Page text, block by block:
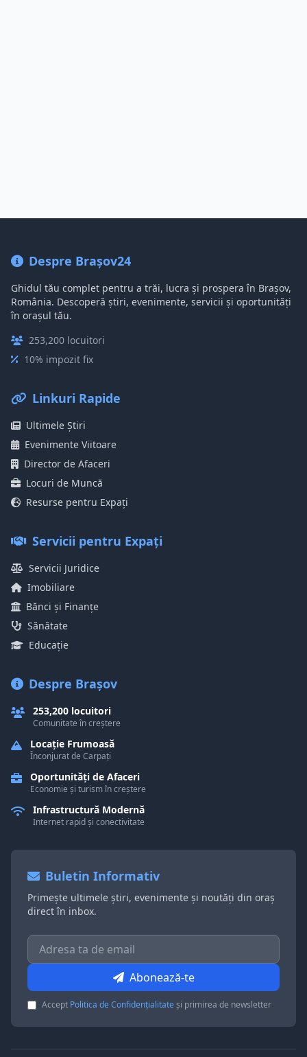
Despre Brașov24
Ghidul tău complet pentru a trăi, lucra și prospera în Brașov,
România. Descoperă știri, evenimente, servicii și oportunități
în orașul tău.
253,200 locuitori
10% impozit fix
Linkuri Rapide
Ultimele Știri
Evenimente Viitoare
Director de Afaceri
Locuri de Muncă
Resurse pentru Expați
Servicii pentru Expați
Servicii Juridice
Imobiliare
Bănci și Finanțe
Sănătate
Educație
Despre Brașov
253,200 locuitori
Comunitate în creștere
Locație Frumoasă
Înconjurat de Carpați
Oportunități de Afaceri
Economie și turism în creștere
Infrastructură Modernă
Internet rapid și conectivitate
Buletin Informativ
Primește ultimele știri, evenimente și noutăți din oraș
direct în inbox.
Abonează-te
Accept Politica de Confidențialitateși primirea de newsletter